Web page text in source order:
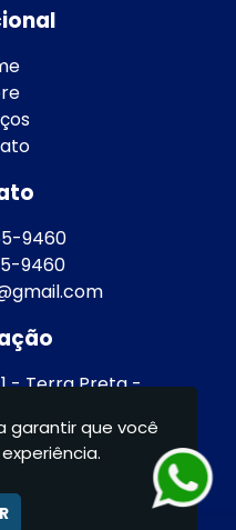
9460
9460
- Terra Preta -
Ltda -
garantir que você